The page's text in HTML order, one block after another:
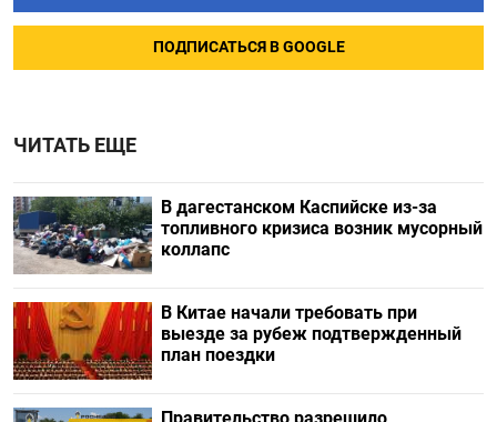
ПОДПИСАТЬСЯ В GOOGLE
ЧИТАТЬ ЕЩЕ
В дагестанском Каспийске из-за
топливного кризиса возник мусорный
коллапс
В Китае начали требовать при
выезде за рубеж подтвержденный
план поездки